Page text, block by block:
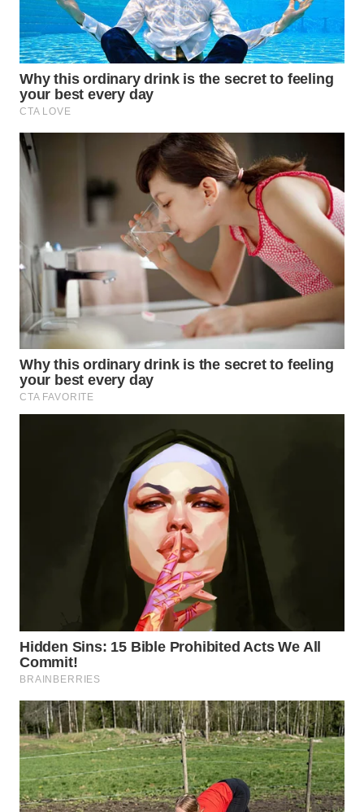
KARAWANG
WN
WN
BOGOR
TAPANULI
UTARA
WN
SAMOSIR
WN
PADANG
LAWAS
WN
TANGERANG
WN
BINJAI
WN
CIREBON